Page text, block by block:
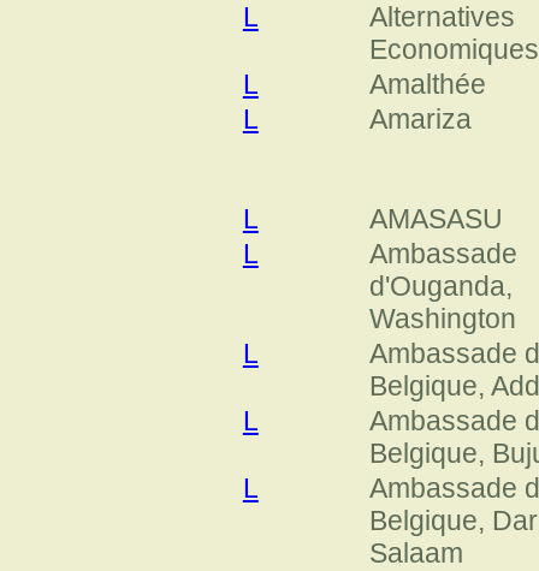
L
Alternatives
Economiques
L
Amalthée
L
Amariza
L
AMASASU
L
Ambassade
d'Ouganda,
Washington
L
Ambassade
Belgique,
L
Ambassade
Belgique,
L
Ambassade
Belgique,
Salaam